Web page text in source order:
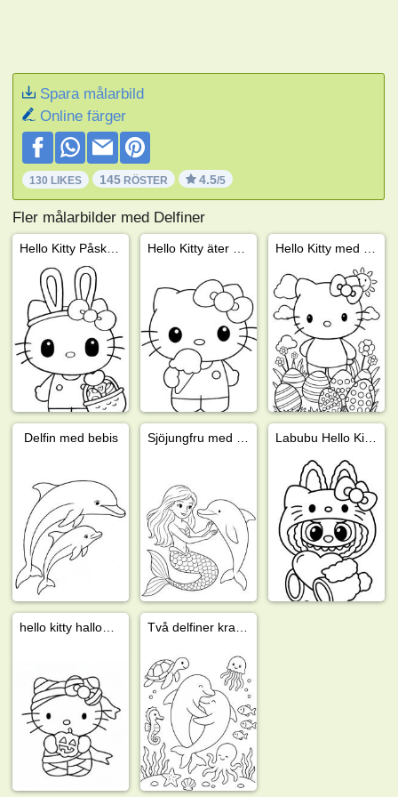
Spara målarbild
Online färger
130 LIKES 145 RÖSTER 4.5/5
Fler målarbilder med Delfiner
Delfin med bebis